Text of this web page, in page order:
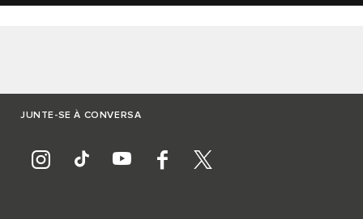
JUNTE-SE À CONVERSA